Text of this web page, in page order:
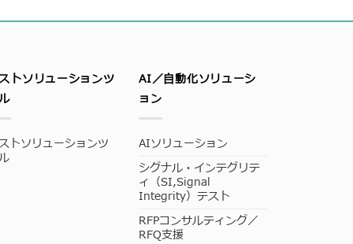
トソリューションツ
トソリューションツ
AI／自動化ソリューシ
ョン
AIソリューション
シグナル・インテグリテ
ィ（SI,Signal
Integrity）テスト
RFPコンサルティング／
RFQ支援